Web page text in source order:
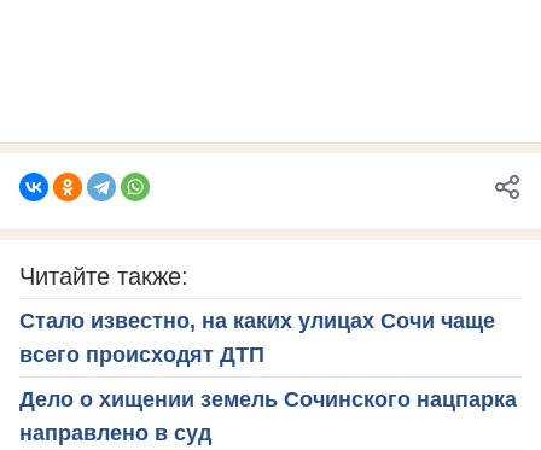
Читайте также:
Стало известно, на каких улицах Сочи чаще
всего происходят ДТП
Дело о хищении земель Сочинского нацпарка
направлено в суд